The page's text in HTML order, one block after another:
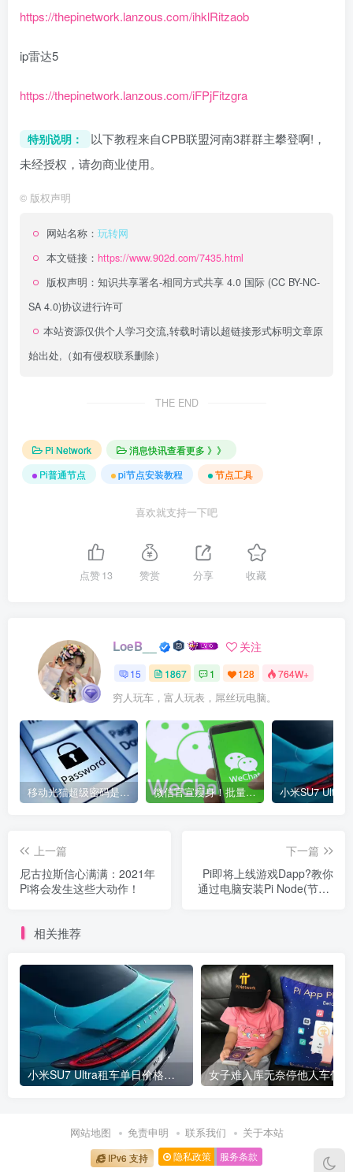
https://thepinetwork.lanzous.com/ihklRitzaob
ip雷达5
https://thepinetwork.lanzous.com/iFPjFitzgra
特别说明：
以下教程来自CPB联盟河南3群群主攀登啊!，
未经授权，请勿商业使用。
© 版权声明
网站名称： 玩转网
本文链接： https://www.902d.com/7435.html
版权声明： 知识共享署名-相同方式共享 4.0 国际 (CC BY-NC-
SA 4.0)协议进行许可
本站资源仅供个人学习交流,转载时请以超链接形式标明文章原
始出处,（如有侵权联系删除）
THE END
Pi Network
消息快讯查看更多 》》
Pi普通节点
pi节点安装教程 节点工具
喜欢就支持一下吧
点赞13 赞赏 分享 收藏
LoeB__ 关注
15 1867 1 128 764W+
穷人玩车，富人玩表，屌丝玩电脑。
移动光猫超级密码是多少？移动光猫超级管理员后台账号与密码 微信官宣瘦身！批量清理原图新功能来了 安卓、iOS均可使用
上一篇
尼古拉斯信心满满：2021年
Pi将会发生这些大动作！
下一篇
Pi即将上线游戏Dapp?教你
通过电脑安装Pi Node(节点)
相关推荐
小米SU7 Ultra租车单日价格高达万元：一月内已约满 预计一年回本
网站地图 免责申明 联系我们 关于本站
IPv6 支持 隐私政策 服务条款